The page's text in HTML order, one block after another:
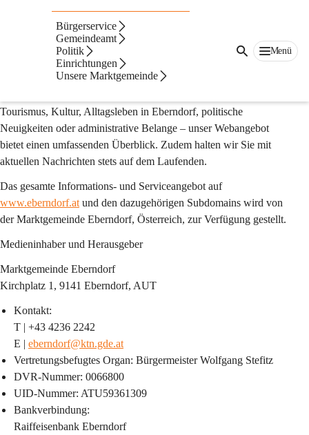
Bürgerservice
Gemeindeamt
Politik
Einrichtungen
Unsere Marktgemeinde
Menü
Impressum & Offenlegung gemäß §25 des
Mediengesetzes
www.eberndorf.at ist die offizielle Online-Plattform der
Marktgemeinde Eberndorf. Hier und auf zugehörigen
Subdomains finden Sie eine Vielfalt an Informationen und
Tourismus, Kultur, Alltagsleben in Eberndorf, politische
Neuigkeiten oder administrative Belange – unser Webangebot
bietet einen umfassenden Überblick. Zudem halten wir Sie mit
aktuellen Nachrichten stets auf dem Laufenden.
Das gesamte Informations- und Serviceangebot auf
www.eberndorf.at und den dazugehörigen Subdomains wird von
der Marktgemeinde Eberndorf, Österreich, zur Verfügung gestellt.
Medieninhaber und Herausgeber
Marktgemeinde Eberndorf
Kirchplatz 1, 9141 Eberndorf, AUT
Kontakt:
T | +43 4236 2242
E | eberndorf@ktn.gde.at
Vertretungsbefugtes Organ: Bürgermeister Wolfgang Stefitz
DVR-Nummer: 0066800
UID-Nummer: ATU59361309
Bankverbindung:
Raiffeisenbank Eberndorf